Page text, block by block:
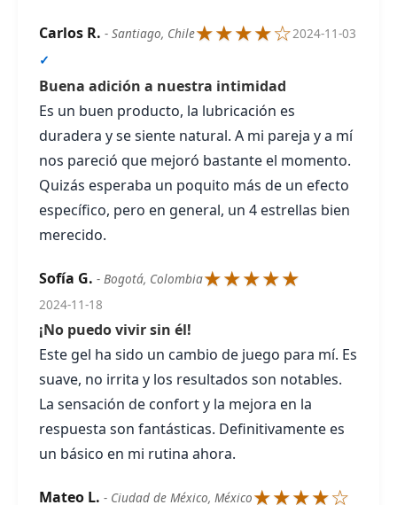
Carlos R. - Santiago, Chile★★★★☆2024-11-03
✓
Buena adición a nuestra intimidad
Es un buen producto, la lubricación es
duradera y se siente natural. A mi pareja y a mí
nos pareció que mejoró bastante el momento.
Quizás esperaba un poquito más de un efecto
específico, pero en general, un 4 estrellas bien
merecido.
Sofía G. - Bogotá, Colombia★★★★★
2024-11-18
¡No puedo vivir sin él!
Este gel ha sido un cambio de juego para mí. Es
suave, no irrita y los resultados son notables.
La sensación de confort y la mejora en la
respuesta son fantásticas. Definitivamente es
un básico en mi rutina ahora.
Mateo L. - Ciudad de México, México★★★★☆